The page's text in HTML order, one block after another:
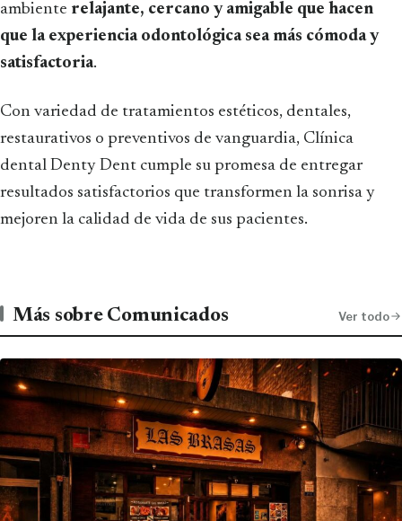
ambiente relajante, cercano y amigable que hacen
que la experiencia odontológica sea más cómoda y
satisfactoria.
Con variedad de tratamientos estéticos, dentales,
restaurativos o preventivos de vanguardia, Clínica
dental Denty Dent cumple su promesa de entregar
resultados satisfactorios que transformen la sonrisa y
mejoren la calidad de vida de sus pacientes.
Más sobre Comunicados Ver todo